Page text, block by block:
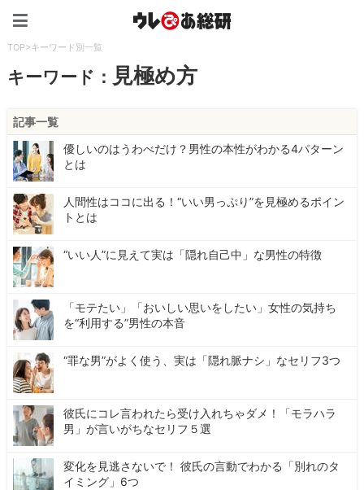
TOP>キーワード別一覧
キーワード： 見極め方
記事一覧
優しいのはうわべだけ？男性の本性がわかる4パターン
とは
人間性はココに出る！“いい男っぷり”を見極めるポイン
トとは
“いい人”に見えて実は「隠れ自己中」な男性の特徴
「モテたい」「おいしい思いをしたい」女性の気持ち
を“利用する”男性の本音
“罪な男”がよく使う、実は「隠れ脈ナシ」なセリフ3つ
彼氏にコレ言われたら受け入れちゃダメ！「モラハラ
男」が言いがちなセリフ５選
変化を見逃さないで！ 彼氏の言動でわかる「別れのタ
イミング」6つ